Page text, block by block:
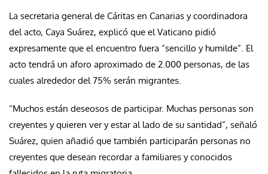
La secretaria general de Cáritas en Canarias y coordinadora
del acto, Caya Suárez, explicó que el Vaticano pidió
expresamente que el encuentro fuera “sencillo y humilde”. El
acto tendrá un aforo aproximado de 2.000 personas, de las
cuales alrededor del 75% serán migrantes.
“Muchos están deseosos de participar. Muchas personas son
creyentes y quieren ver y estar al lado de su santidad”, señaló
Suárez, quien añadió que también participarán personas no
creyentes que desean recordar a familiares y conocidos